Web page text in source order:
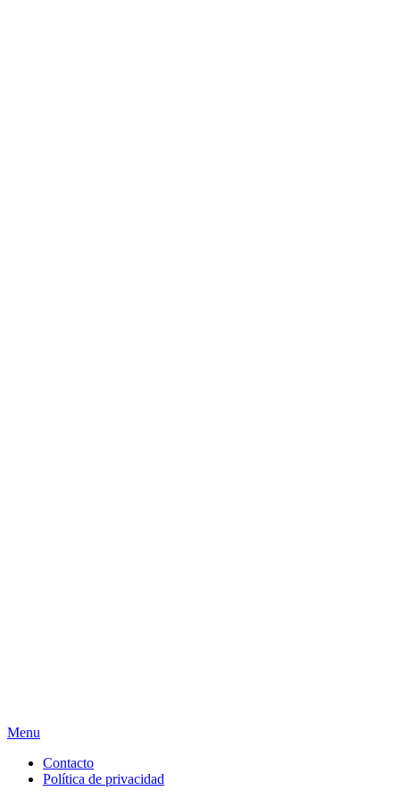
Skip
content
Menu
Contacto
Política de privacidad